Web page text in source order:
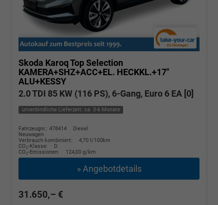
Skoda KaroqTop Selection
KAMERA+SHZ+ACC+EL. HECKKL.+17"
ALU+KESSY
2.0 TDI 85 KW (116 PS), 6-Gang, Euro 6 EA [0]
unverbindliche Lieferzeit: ca. 3-6 Monate
Fahrzeugnr.: 478414
Diesel
Neuwagen
Verbrauch kombiniert:
4,70 l/100km
CO2-Klasse:
D
CO2-Emissionen: 124,00 g/km
» Angebotdetails
31.650,– €